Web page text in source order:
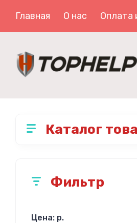
Главная О нас Оплата
Фильтр
Цена: р.
Каталог